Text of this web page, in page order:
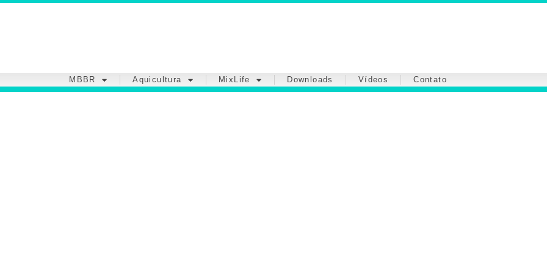
MBBR Aquicultura MixLife Downloads Vídeos Contato